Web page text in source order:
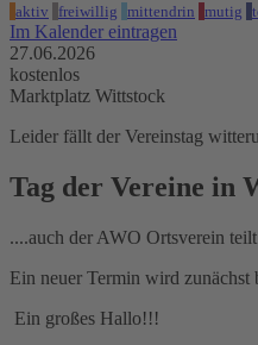
aktiv freiwillig mittendrin mutig
Im Kalender eintragen
27.06.2026
kostenlos
Marktplatz Wittstock
Leider fällt der Vereinstag
Tag der Vereine in
....auch der AWO Ortsverein
Ein neuer Termin wird zunächst
Ein großes Hallo!!!